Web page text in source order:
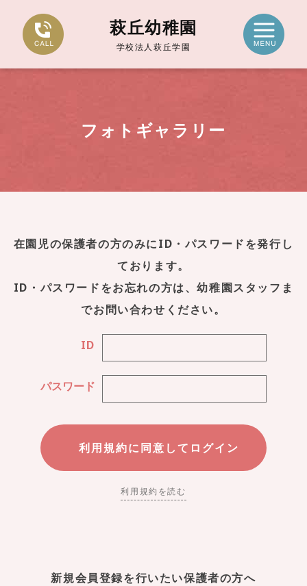
萩丘幼稚園
学校法人萩丘学園
フォトギャラリー
在園児の保護者の方のみにID・パスワードを発行し
ております。
ID・パスワードをお忘れの方は、幼稚園スタッフま
でお問い合わせください。
ID
パスワード
利用規約を読む
新規会員登録を行いたい保護者の方へ